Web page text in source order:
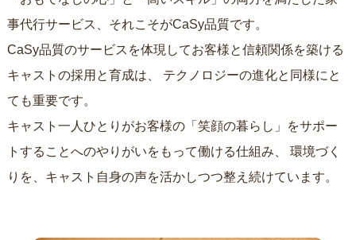
事代行サービス、それこそがCaSy品質です。
CaSy品質のサービスを体現してお客様と信頼関係を築ける
キャストの採用と育成は、
ても重要です。
キャスト一人ひとりがお客様の「笑顔の暮らし」をサポー
トすることへのやりがいをもって働ける仕組み、
りを、キャスト自身の声を活かしつつ整え続けています。